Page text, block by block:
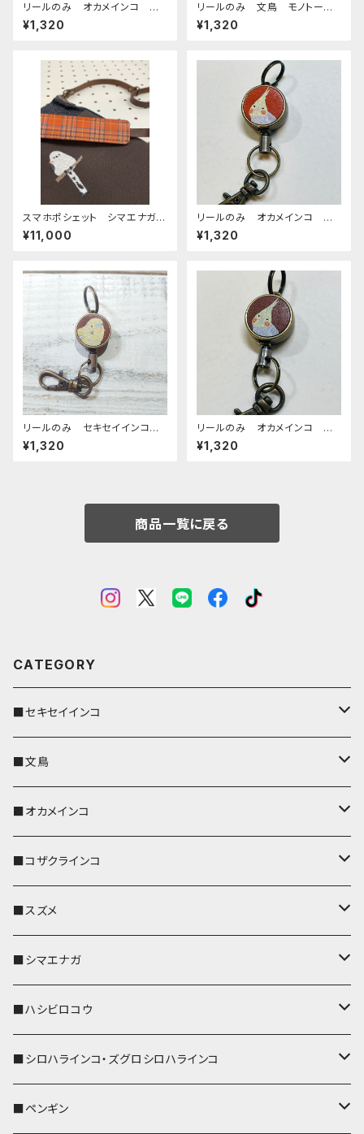
リールのみ オカメインコ モノ
トーン ブラウン おかめいん
こ
¥1,320
リールのみ 文鳥 モノトー
ン ネイビー ぶんちょう ブン
チョウ
¥1,320
スマホポシェット シマエナガ
ダークブラウン 帆布 と 岡
山デニム しまえなが
¥11,000
リールのみ オカメインコ シ
ナモンパール レッドブラウン
REDBROWN ぽわんシリー
¥1,320
リールのみ セキセイインコ
オパーリングリーン ブラウン
AG せきせいいんこ
¥1,320
リールのみ オカメインコ シ
ナモンパール ブラウン BRO
WN ぽわんシリーズ おかめ
¥1,320
商品一覧に戻る
CATEGORY
■セキセイインコ
キーカバー
キーホルダー
パスケース
リール付きストラップ
リールのみ
ストラップ付
IDカードホルダー
キーケース
名刺入れ・カードケース
コインケース
■文鳥
キーカバー
キーホルダー
パスケース
リール付きストラップ
リールのみ
ストラップ付
キーケース
名刺入れ・カードケース
メガネケース
■オカメインコ
キーカバー
キーホルダー
パスケース
IDカードホルダー
リール付きストラップ
リールのみ
キーケース
■コザクラインコ
キーカバー
キーホルダー
パスケース
リール付きストラップ
リールのみ
メガネケース
■スズメ
キーカバー
キーホルダー
パスケース
リール付きストラップ
■シマエナガ
キーカバー
キーホルダー
パスケース
■ハシビロコウ
キーカバー
キーホルダー
■シロハラインコ・ズグロシロハラインコ
キーカバー
■ペンギン